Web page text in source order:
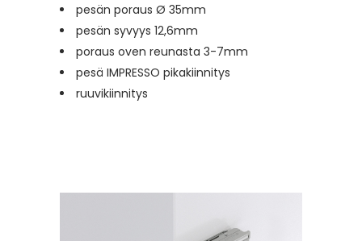
pesän poraus Ø 35mm
pesän syvyys 12,6mm
poraus oven reunasta 3-7mm
pesä IMPRESSO pikakiinnitys
ruuvikiinnitys